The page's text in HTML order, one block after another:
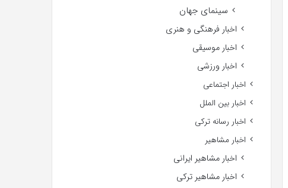
سینمای جهان
اخبار فرهنگی و هنری
اخبار موسیقی
اخبار ورزشی
اخبار اجتماعی
اخبار بین الملل
اخبار رسانه ترکی
اخبار مشاهیر
اخبار مشاهیر ایرانی
اخبار مشاهیر ترکی